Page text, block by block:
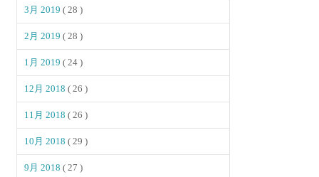
3月 2019( 28 )
2月 2019( 28 )
1月 2019( 24 )
12月 2018( 26 )
11月 2018( 26 )
10月 2018( 29 )
9月 2018( 27 )